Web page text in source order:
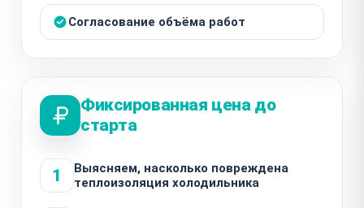
Согласование объёма работ
Фиксированная цена до
старта
1
Выясняем, насколько повреждена
теплоизоляция холодильника